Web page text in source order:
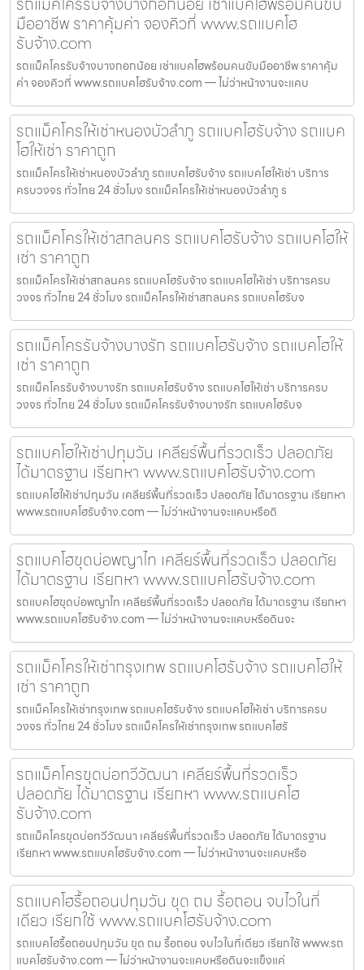
มืออาชีพ ราคาคุ้มค่า จองคิวที่ www.รถแบคโฮ
รับจ้าง.com
รถแม็คโครรับจ้างบางกอกน้อย เช่าแบคโฮพร้อมคนขับมืออาชีพ ราคาคุ้ม
ค่า จองคิวที่ www.รถแบคโฮรับจ้าง.com — ไม่ว่าหน้างานจะแคบ
รถแม็คโครให้เช่าหนองบัวลำภู รถแบคโฮรับจ้าง รถแบค
โฮให้เช่า ราคาถูก
รถแม็คโครให้เช่าหนองบัวลำภู รถแบคโฮรับจ้าง รถแบคโฮให้เช่า บริการ
ครบวงจร ทั่วไทย 24 ชั่วโมง รถแม็คโครให้เช่าหนองบัวลำภู ร
รถแม็คโครให้เช่าสกลนคร รถแบคโฮรับจ้าง รถแบคโฮให้
เช่า ราคาถูก
รถแม็คโครให้เช่าสกลนคร รถแบคโฮรับจ้าง รถแบคโฮให้เช่า บริการครบ
วงจร ทั่วไทย 24 ชั่วโมง รถแม็คโครให้เช่าสกลนคร รถแบคโฮรับจ
รถแม็คโครรับจ้างบางรัก รถแบคโฮรับจ้าง รถแบคโฮให้
เช่า ราคาถูก
รถแม็คโครรับจ้างบางรัก รถแบคโฮรับจ้าง รถแบคโฮให้เช่า บริการครบ
วงจร ทั่วไทย 24 ชั่วโมง รถแม็คโครรับจ้างบางรัก รถแบคโฮรับจ
รถแบคโฮให้เช่าปทุมวัน เคลียร์พื้นที่รวดเร็ว ปลอดภัย
ได้มาตรฐาน เรียกหา www.รถแบคโฮรับจ้าง.com
รถแบคโฮให้เช่าปทุมวัน เคลียร์พื้นที่รวดเร็ว ปลอดภัย ได้มาตรฐาน เรียกหา
www.รถแบคโฮรับจ้าง.com — ไม่ว่าหน้างานจะแคบหรือดิ
รถแบคโฮขุดบ่อพญาไท เคลียร์พื้นที่รวดเร็ว ปลอดภัย
ได้มาตรฐาน เรียกหา www.รถแบคโฮรับจ้าง.com
รถแบคโฮขุดบ่อพญาไท เคลียร์พื้นที่รวดเร็ว ปลอดภัย ได้มาตรฐาน เรียกหา
www.รถแบคโฮรับจ้าง.com — ไม่ว่าหน้างานจะแคบหรือดินจะ
รถแม็คโครให้เช่ากรุงเทพ รถแบคโฮรับจ้าง รถแบคโฮให้
เช่า ราคาถูก
รถแม็คโครให้เช่ากรุงเทพ รถแบคโฮรับจ้าง รถแบคโฮให้เช่า บริการครบ
วงจร ทั่วไทย 24 ชั่วโมง รถแม็คโครให้เช่ากรุงเทพ รถแบคโฮรั
รถแม็คโครขุดบ่อทวีวัฒนา เคลียร์พื้นที่รวดเร็ว
ปลอดภัย ได้มาตรฐาน เรียกหา www.รถแบคโฮ
รับจ้าง.com
รถแม็คโครขุดบ่อทวีวัฒนา เคลียร์พื้นที่รวดเร็ว ปลอดภัย ได้มาตรฐาน
เรียกหา www.รถแบคโฮรับจ้าง.com — ไม่ว่าหน้างานจะแคบหรือ
รถแบคโฮรื้อถอนปทุมวัน ขุด ถม รื้อถอน จบไวในที่
เดียว เรียกใช้ www.รถแบคโฮรับจ้าง.com
รถแบคโฮรื้อถอนปทุมวัน ขุด ถม รื้อถอน จบไวในที่เดียว เรียกใช้ www.รถ
แบคโฮรับจ้าง.com — ไม่ว่าหน้างานจะแคบหรือดินจะแข็งแค่